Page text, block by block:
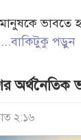
ভাবতে
...বাকিটুকু পড়ুন
২:১৬